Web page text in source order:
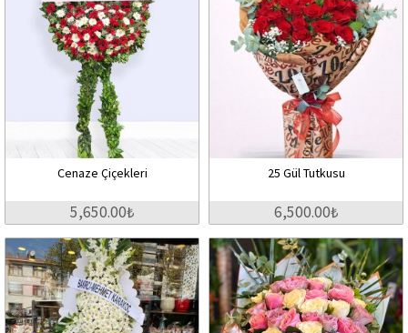
Cenaze Çiçekleri
5,650.00₺
25 Gül Tutkusu
6,500.00₺